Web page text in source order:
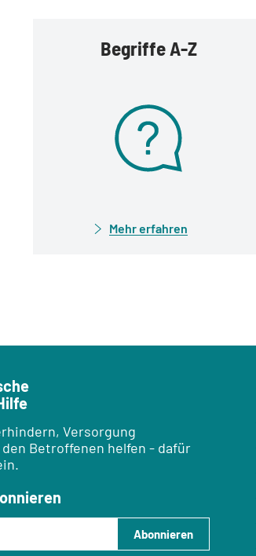
Begriffe A-Z
Mehr erfahren
Versorgung
Betroffenen helfen - dafür
Abonnieren